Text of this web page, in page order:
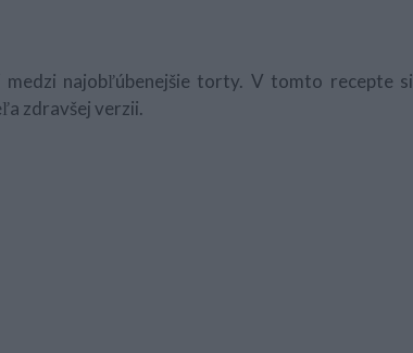
najobľúbenejšie torty. V tomto recepte si
zdravšej verzii.